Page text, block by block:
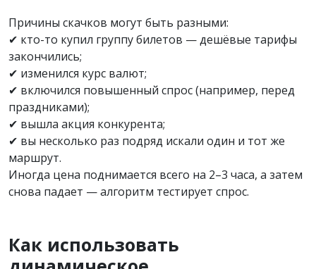
Причины скачков могут быть разными:
✔ кто-то купил группу билетов — дешёвые тарифы
закончились;
✔ изменился курс валют;
✔ включился повышенный спрос (например, перед
праздниками);
✔ вышла акция конкурента;
✔ вы несколько раз подряд искали один и тот же
маршрут.
Иногда цена поднимается всего на 2–3 часа, а затем
снова падает — алгоритм тестирует спрос.
Как использовать